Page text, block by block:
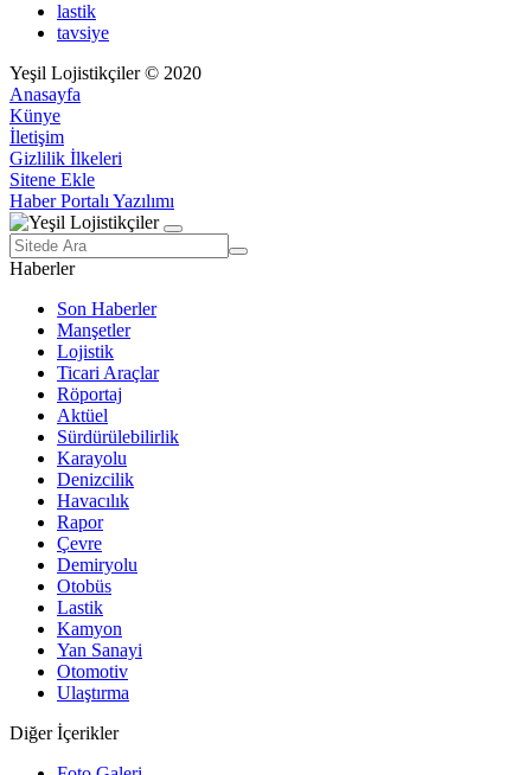
lastik
tavsiye
Yeşil Lojistikçiler © 2020
Anasayfa
Künye
İletişim
Gizlilik İlkeleri
Sitene Ekle
Haber Portalı Yazılımı
Haberler
Son Haberler
Manşetler
Lojistik
Ticari Araçlar
Röportaj
Aktüel
Sürdürülebilirlik
Karayolu
Denizcilik
Havacılık
Rapor
Çevre
Demiryolu
Otobüs
Lastik
Kamyon
Yan Sanayi
Otomotiv
Ulaştırma
Diğer İçerikler